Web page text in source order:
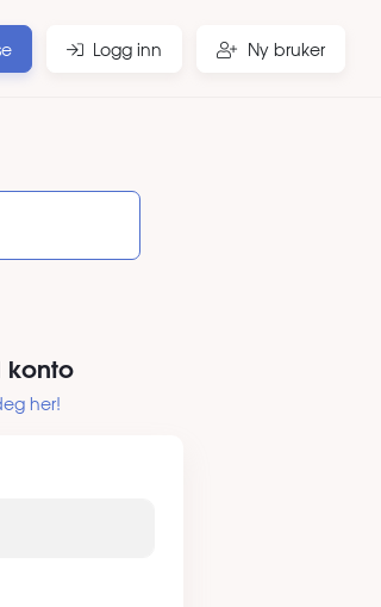
Logg inn Ny bruker
konto
her!